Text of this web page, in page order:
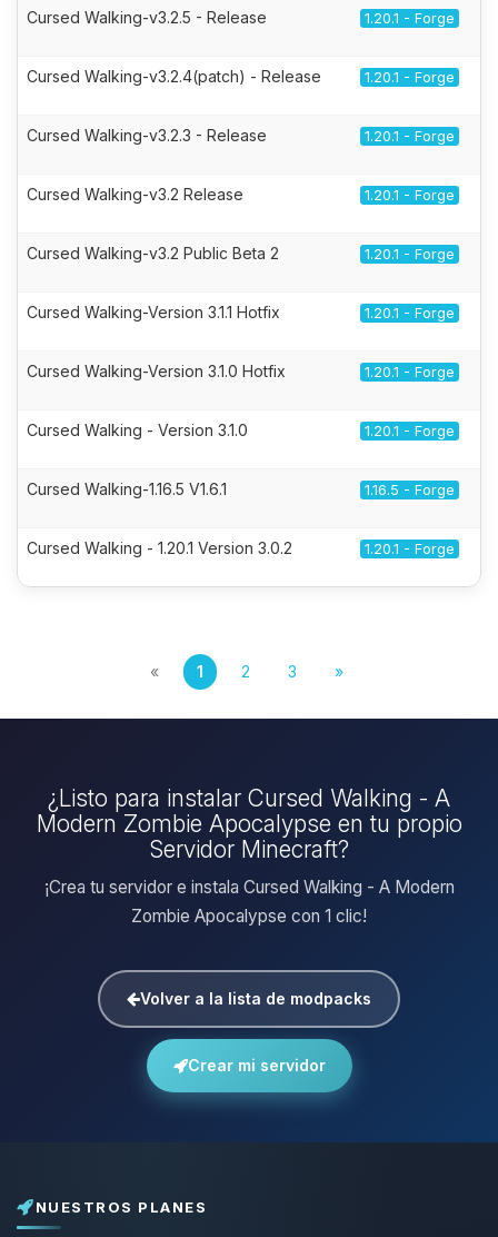
Cursed Walking-v3.2.5 - Release 1.20.1 - Forge
Cursed Walking-v3.2.4(patch) - Release 1.20.1 - Forge
Cursed Walking-v3.2.3 - Release 1.20.1 - Forge
Cursed Walking-v3.2 Release 1.20.1 - Forge
Cursed Walking-v3.2 Public Beta 2 1.20.1 - Forge
Cursed Walking-Version 3.1.1 Hotfix 1.20.1 - Forge
Cursed Walking-Version 3.1.0 Hotfix 1.20.1 - Forge
Cursed Walking - Version 3.1.0 1.20.1 - Forge
Cursed Walking-1.16.5 V1.6.1 1.16.5 - Forge
Cursed Walking - 1.20.1 Version 3.0.2 1.20.1 - Forge
« 1 2 3 »
¿Listo para instalar Cursed Walking - A
Modern Zombie Apocalypse en tu propio
Servidor Minecraft?
¡Crea tu servidor e instala Cursed Walking - A Modern
Zombie Apocalypse con 1 clic!
Volver a la lista de modpacks
Crear mi servidor
NUESTROS PLANES